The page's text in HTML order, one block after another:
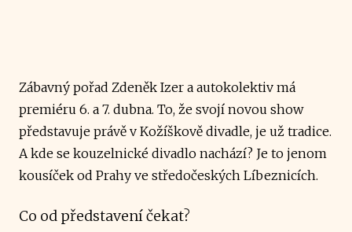
Zábavný pořad Zdeněk Izer a autokolektiv má
premiéru 6. a 7. dubna. To, že svojí novou show
představuje právě v Kožíškově divadle, je už tradice.
A kde se kouzelnické divadlo nachází? Je to jenom
kousíček od Prahy ve středočeských Líbeznicích.
Co od představení čekat?